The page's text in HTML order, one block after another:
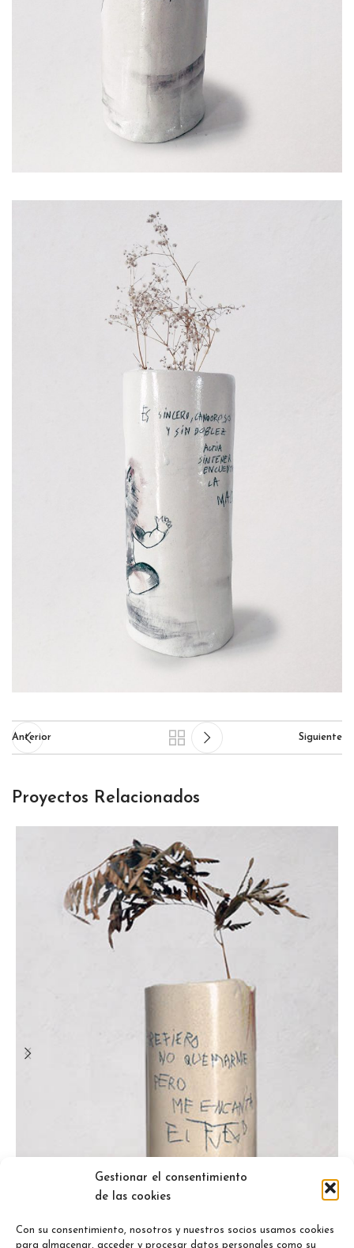
Gestionar el consentimiento
de las cookies
Con su consentimiento, nosotros y nuestros socios usamos cookies
para almacenar, acceder y procesar datos personales como su
Anterior Siguiente
Proyectos Relacionados